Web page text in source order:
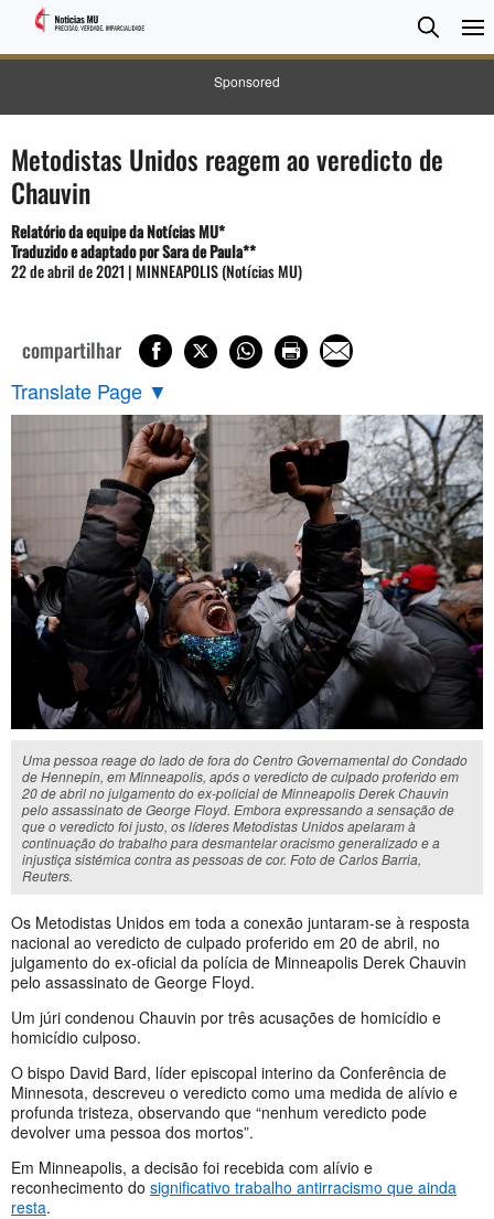
Sponsored
Search
Metodistas Unidos reagem ao veredicto de
Chauvin
Relatório da equipe da Notícias MU*
Traduzido e adaptado por Sara de Paula**
22 de abril de 2021 | MINNEAPOLIS (Notícias MU)
compartilhar
Translate Page ▼
Uma pessoa reage do lado de fora do Centro Governamental do Condado
de Hennepin, em Minneapolis, após o veredicto de culpado proferido em
20 de abril no julgamento do ex-policial de Minneapolis Derek Chauvin
pelo assassinato de George Floyd. Embora expressando a sensação de
que o veredicto foi justo, os líderes Metodistas Unidos apelaram à
continuação do trabalho para desmantelar oracismo generalizado e a
injustiça sistémica contra as pessoas de cor. Foto de Carlos Barria,
Reuters.
Os Metodistas Unidos em toda a conexão juntaram-se à resposta
nacional ao veredicto de culpado proferido em 20 de abril, no
julgamento do ex-oficial da polícia de Minneapolis Derek Chauvin
pelo assassinato de George Floyd.
Um júri condenou Chauvin por três acusações de homicídio e
homicídio culposo.
O bispo David Bard, líder episcopal interino da Conferência de
Minnesota, descreveu o veredicto como uma medida de alívio e
profunda tristeza, observando que “nenhum veredicto pode
devolver uma pessoa dos mortos”.
Em Minneapolis, a decisão foi recebida com alívio e
reconhecimento do significativo trabalho antirracismo que ainda
resta.